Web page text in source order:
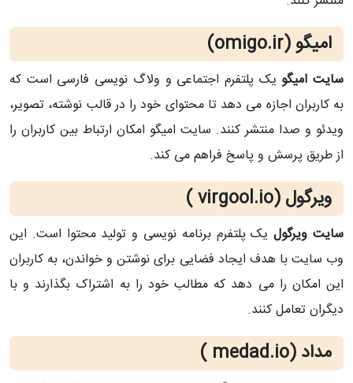
امیگو (omigo.ir)
سایت امیگویک پلتفرم اجتماعی و ولاگ نویسی فارسی است که
به کاربران اجازه می دهد تا محتوای خود را در قالب نوشته، تصویر،
ویدئو و صدا منتشر کنند. سایت امیگو امکان ارتباط بین کاربران را
از طریق پرسش و پاسخ فراهم می کند.
ویرگول (virgool.io )
سایت ویرگولیک پلتفرم برنامه نویسی و تولید محتوا است. این
وب سایت با هدف ایجاد فضایی برای نوشتن و خواندن، به کاربران
این امکان را می دهد که مطالب خود را به اشتراک بگذارند و با
دیگران تعامل کنند.
مداد (medad.io )